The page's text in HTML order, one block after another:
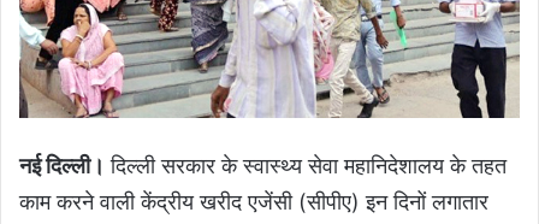
नई दिल्ली। दिल्ली सरकार के स्वास्थ्य सेवा महानिदेशालय के तहत
काम करने वाली केंद्रीय खरीद एजेंसी (सीपीए) इन दिनों लगातार